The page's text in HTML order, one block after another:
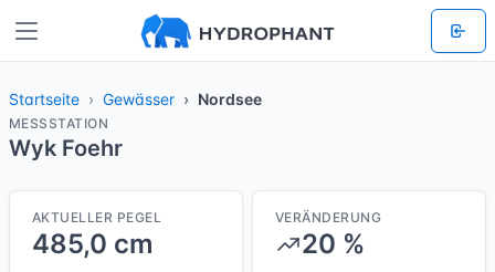
Startseite Gewässer Nordsee
MESSSTATION
Wyk Foehr
AKTUELLER PEGEL
485,0 cm
VERÄNDERUNG
20 %